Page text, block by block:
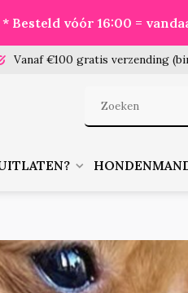
Besteld vóór 16:00 =
Vanaf €100 gratis verzending